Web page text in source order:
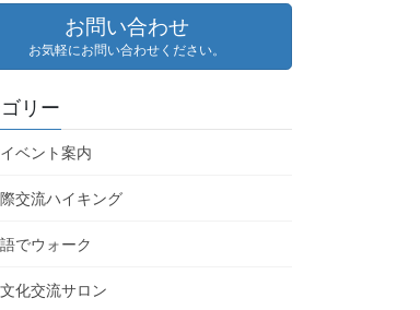
お問い合わせ
お気軽にお問い合わせください。
リー
ベント案内
交流ハイキング
でウォーク
化交流サロン